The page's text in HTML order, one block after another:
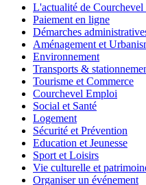
L'actualité de Courchevel
Paiement en ligne
Démarches
Aménagement et
Environnement
Transports &
Tourisme et Commerce
Courchevel Emploi
Social et Santé
Logement
Sécurité et Prévention
Education et Jeunesse
Sport et Loisirs
Vie culturelle et
Organiser un événement